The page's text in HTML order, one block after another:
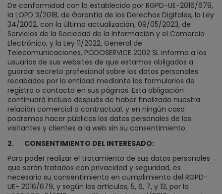
De conformidad con lo establecido por RGPD-UE-2016/679,
la LOPD 3/2018, de Garantía de los Derechos Digitales, la Ley
34/2002, con la última actualización, 09/05/2023, de
Servicios de la Sociedad de la Información y el Comercio
Electrónico, y la Ley 11/2022, General de
Telecomunicaciones, PODOSERVICE 2002 SL informa a los
usuarios de sus websites de que estamos obligados a
guardar secreto profesional sobre los datos personales
recabados por la entidad mediante los formularios de
registro o contacto en sus páginas. Esta obligación
continuará incluso después de haber finalizado nuestra
relación comercial o contractual, y en ningún caso
podremos hacer públicos los datos personales de los
visitantes y clientes a la web sin su consentimiento.
2.
CONSENTIMIENTO DEL INTERESADO:
Para poder realizar el tratamiento de sus datos personales
que serán tratados con privacidad y seguridad, es
necesario su consentimiento en cumplimiento del RGPD-
UE- 2016/679, y según los artículos, 5, 6, 7, y 13, por la